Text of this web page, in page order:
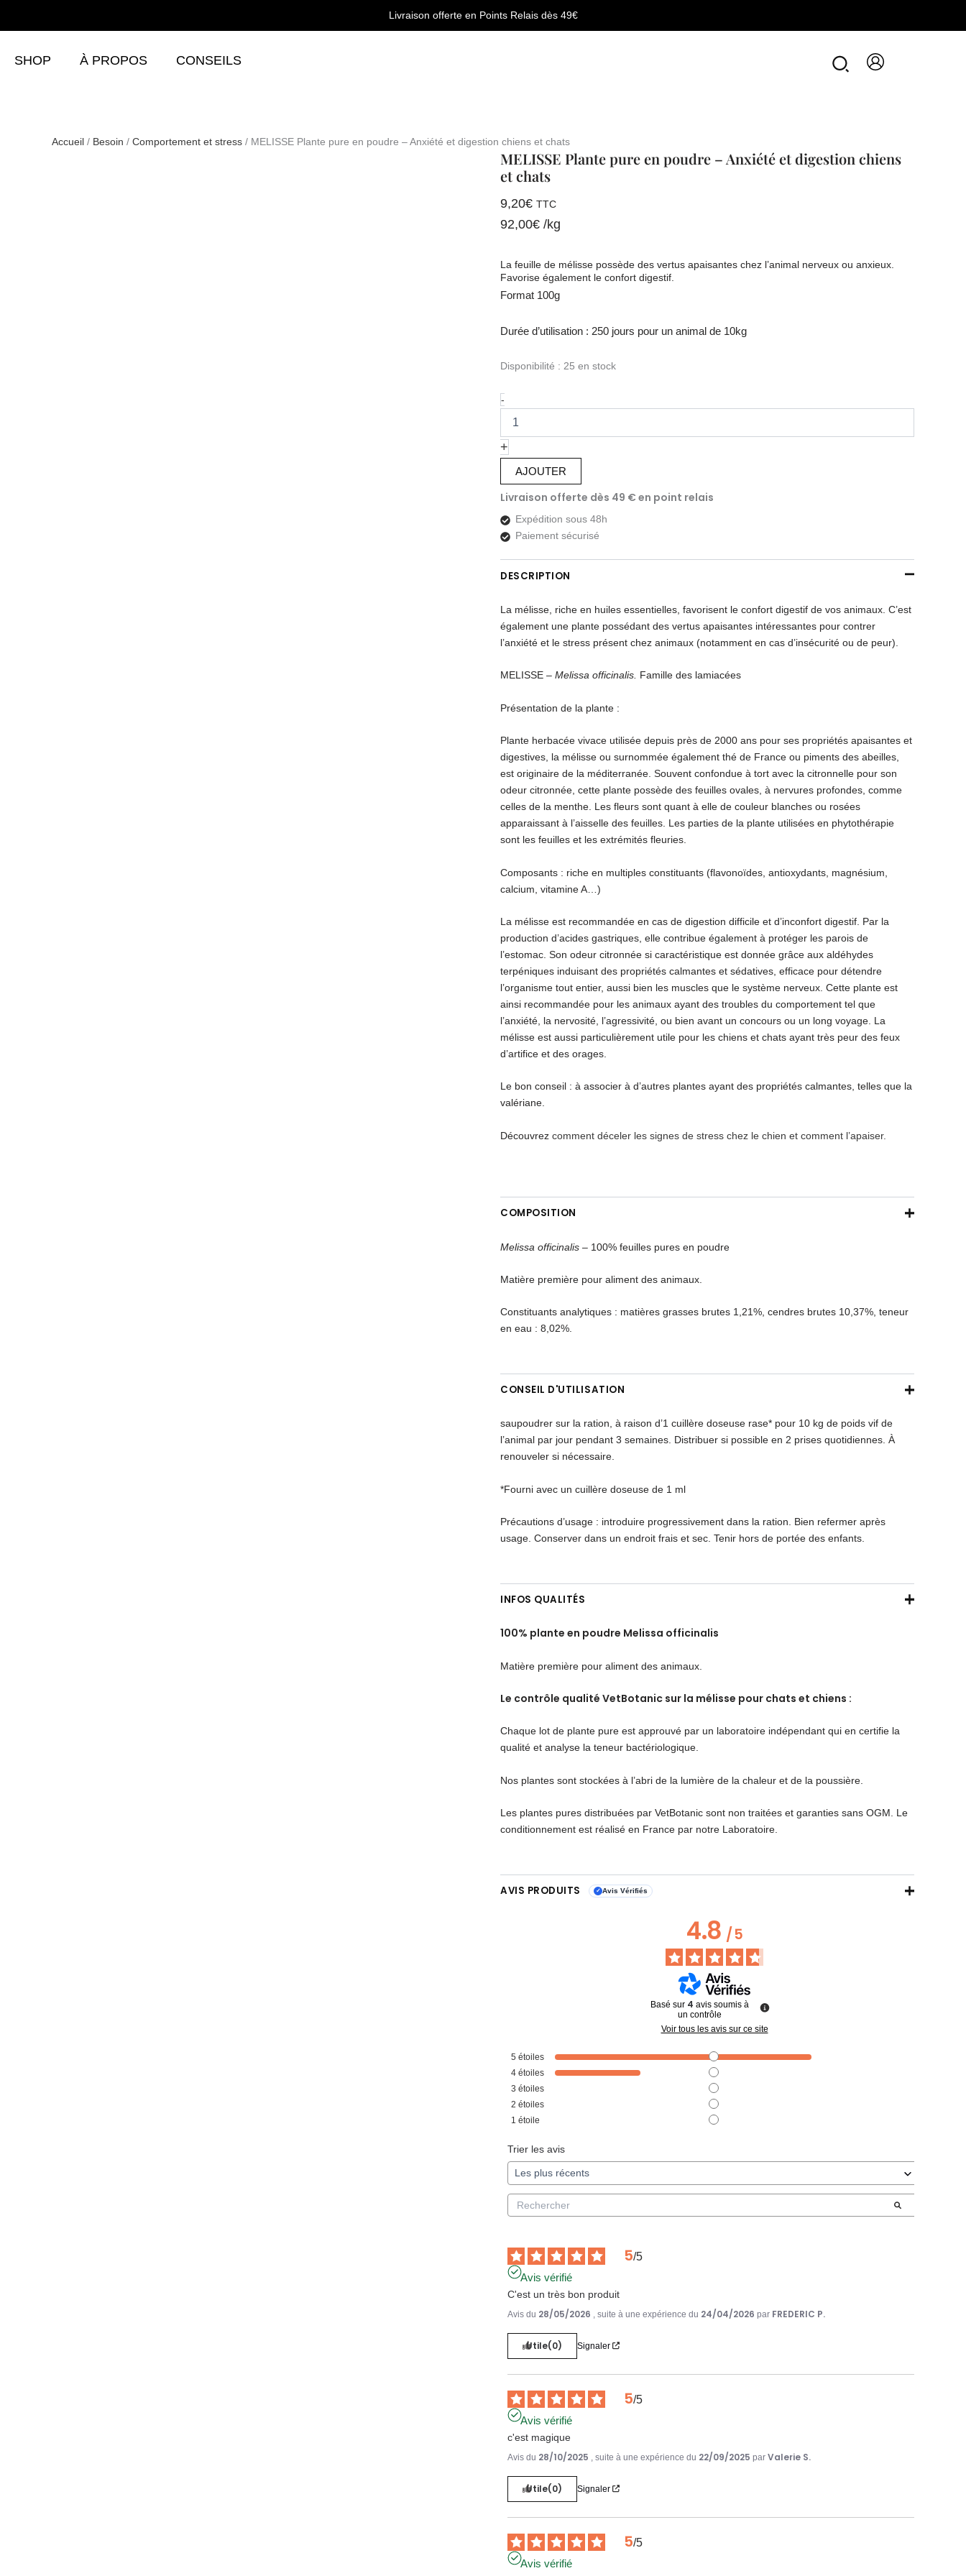
Livraison offerte en Points Relais dès 49€
SHOP À PROPOS CONSEILS
Accueil / Besoin / Comportement et stress / MELISSE Plante pure en poudre – Anxiété et digestion chiens et chats
MELISSE Plante pure en poudre – Anxiété et digestion chiens
et chats
9,20€ TTC
92,00€ /kg
La feuille de mélisse possède des vertus apaisantes chez l’animal nerveux ou anxieux.
Favorise également le confort digestif.
Format 100g
Durée d’utilisation : 250 jours pour un animal de 10kg
Disponibilité : 25 en stock
-
de
MELISSE
Plante
pure
poudre
-
Anxiété
et
digestion
chiens
et
+
AJOUTER
Livraison offerte dès 49 € en point relais
Expédition sous 48h
Paiement sécurisé
DESCRIPTION
La mélisse, riche en huiles essentielles, favorisent le confort digestif de vos animaux. C’est
également une plante possédant des vertus apaisantes intéressantes pour contrer
l’anxiété et le stress présent chez animaux (notamment en cas d’insécurité ou de peur).
MELISSE – Melissa officinalis. Famille des lamiacées
Présentation de la plante :
Plante herbacée vivace utilisée depuis près de 2000 ans pour ses propriétés apaisantes et
digestives, la mélisse ou surnommée également thé de France ou piments des abeilles,
est originaire de la méditerranée. Souvent confondue à tort avec la citronnelle pour son
odeur citronnée, cette plante possède des feuilles ovales, à nervures profondes, comme
celles de la menthe. Les fleurs sont quant à elle de couleur blanches ou rosées
apparaissant à l’aisselle des feuilles. Les parties de la plante utilisées en phytothérapie
sont les feuilles et les extrémités fleuries.
Composants : riche en multiples constituants (flavonoïdes, antioxydants, magnésium,
calcium, vitamine A…)
La mélisse est recommandée en cas de digestion difficile et d’inconfort digestif. Par la
production d’acides gastriques, elle contribue également à protéger les parois de
l’estomac. Son odeur citronnée si caractéristique est donnée grâce aux aldéhydes
terpéniques induisant des propriétés calmantes et sédatives, efficace pour détendre
l’organisme tout entier, aussi bien les muscles que le système nerveux. Cette plante est
ainsi recommandée pour les animaux ayant des troubles du comportement tel que
l’anxiété, la nervosité, l’agressivité, ou bien avant un concours ou un long voyage. La
mélisse est aussi particulièrement utile pour les chiens et chats ayant très peur des feux
d’artifice et des orages.
Le bon conseil : à associer à d’autres plantes ayant des propriétés calmantes, telles que la
valériane.
Découvrez comment déceler les signes de stress chez le chien et comment l’apaiser.
COMPOSITION
Melissa officinalis – 100% feuilles pures en poudre
Matière première pour aliment des animaux.
Constituants analytiques : matières grasses brutes 1,21%, cendres brutes 10,37%, teneur
en eau : 8,02%.
CONSEIL D'UTILISATION
saupoudrer sur la ration, à raison d’1 cuillère doseuse rase* pour 10 kg de poids vif de
l’animal par jour pendant 3 semaines. Distribuer si possible en 2 prises quotidiennes. À
renouveler si nécessaire.
*Fourni avec un cuillère doseuse de 1 ml
Précautions d’usage : introduire progressivement dans la ration. Bien refermer après
usage. Conserver dans un endroit frais et sec. Tenir hors de portée des enfants.
INFOS QUALITÉS
100% plante en poudre Melissa officinalis
Matière première pour aliment des animaux.
Le contrôle qualité VetBotanic sur la mélisse pour chats et chiens :
Chaque lot de plante pure est approuvé par un laboratoire indépendant qui en certifie la
qualité et analyse la teneur bactériologique.
Nos plantes sont stockées à l’abri de la lumière de la chaleur et de la poussière.
Les plantes pures distribuées par VetBotanic sont non traitées et garanties sans OGM. Le
conditionnement est réalisé en France par notre Laboratoire.
AVIS PRODUITS ✓ Avis Vérifiés
4.8/5
Basé sur 4 avis soumis à
un contrôle
Voir tous les avis sur ce site
5 étoiles
4 étoiles
3 étoiles
2 étoiles
1 étoile
Trier les avis
5/5
Avis vérifié
C'est un très bon produit
Avis du 28/05/2026 , suite à une expérience du 24/04/2026 par FREDERIC P.
Utile(0) Signaler
5/5
Avis vérifié
c'est magique
Avis du 28/10/2025 , suite à une expérience du 22/09/2025 par Valerie S.
Utile(0) Signaler
5/5
Avis vérifié
-